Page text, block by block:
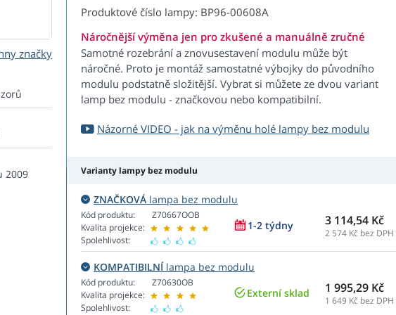
Produktové číslo lampy: BP96-00608A
Náročnější výměna jen pro zkušené a manuálně zručné
Samotné rozebrání a znovusestavení modulu může být
náročné. Proto je montáž samostatné výbojky do původního
modulu podstatně složitější. Vybrat si můžete ze dvou variant
lamp bez modulu - značkovou nebo kompatibilní.
Názorné VIDEO - jak na výměnu holé lampy bez modulu
Varianty lampy bez modulu
ZNAČKOVÁ lampa bez modulu
Kód produktu:
Kvalita projekce:
Spolehlivost:
Z70667OOB
1-2 týdny 3 114,54 Kč
2 574 Kč bez DPH
KOMPATIBILNÍlampa bez modulu
Kód produktu:
Kvalita projekce:
Spolehlivost:
Z70630OB
Externí sklad 1 995,29 Kč
1 649 Kč bez DPH
značky
2009